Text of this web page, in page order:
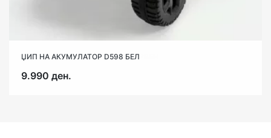
ЏИП НА АКУМУЛАТОР D598 БЕЛ
9.990 ден.